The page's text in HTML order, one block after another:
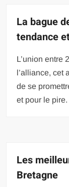
La bague
tendance
L’union entre
l’alliance, cet
de se
et pour le
Les
Bretagne